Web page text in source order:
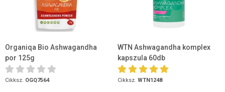
Organiqa Bio Ashwagandha
por 125g
Cikksz. OGQ7564
WTN Ashwagandha komplex
kapszula 60db
Cikksz. WTN1248